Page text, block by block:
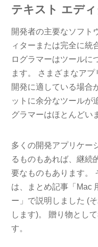
テキスト エデ
開発者の主要なソフト
ィターまたは完全に統
ログラマーはツールに
ます。 さまざまなア
開発に適している場合
ットに余分なツールが
グラマーはほとんどい
多くの開発アプリケー
るものもあれば、継続
要なものもあります。
は、まとめ記事「Mac
ー」で説明しました (
します)。 贈り物とし
す。